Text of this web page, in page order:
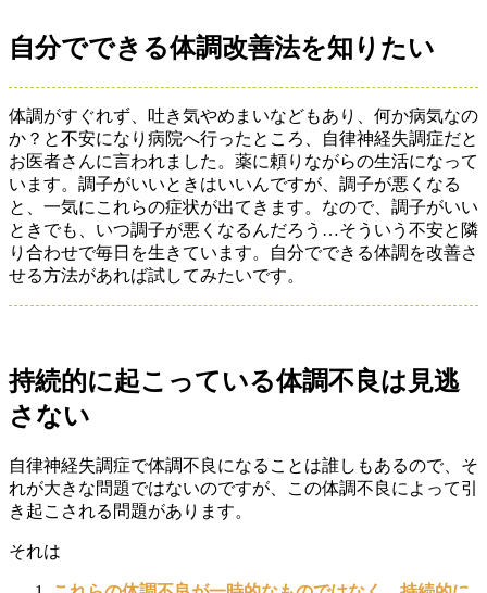
自分でできる体調改善法を知りたい
体調がすぐれず、吐き気やめまいなどもあり、何か病気なの
か？と不安になり病院へ行ったところ、自律神経失調症だと
お医者さんに言われました。薬に頼りながらの生活になって
います。調子がいいときはいいんですが、調子が悪くなる
と、一気にこれらの症状が出てきます。なので、調子がいい
ときでも、いつ調子が悪くなるんだろう…そういう不安と隣
り合わせで毎日を生きています。自分でできる体調を改善さ
せる方法があれば試してみたいです。
持続的に起こっている体調不良は見逃
さない
自律神経失調症で体調不良になることは誰しもあるので、そ
れが大きな問題ではないのですが、この体調不良によって引
き起こされる 問題があります。
それは